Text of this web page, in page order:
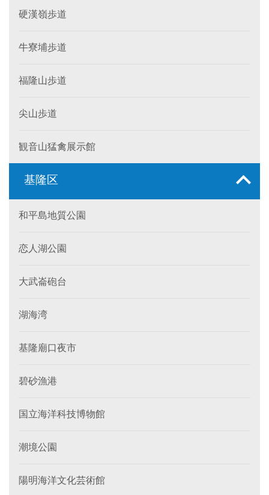
硬漢嶺歩道
牛寮埔歩道
福隆山歩道
尖山歩道
観音山猛禽展示館
基隆区
和平島地質公園
恋人湖公園
大武崙砲台
湖海湾
基隆廟口夜市
碧砂漁港
国立海洋科技博物館
潮境公園
陽明海洋文化芸術館